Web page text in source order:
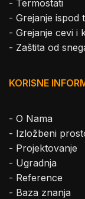
- Termostati
- Grejanje ispod
- Grejanje cevi i
- Zaštita od
KORISNE
- O Nama
- Izložbeni
- Projektovanje
- Ugradnja
- Reference
- Baza znanja